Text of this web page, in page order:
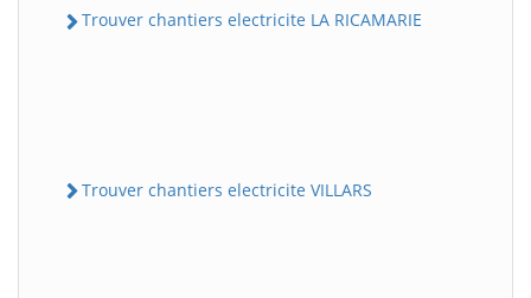
Trouver chantiers electricite LA RICAMARIE
Trouver chantiers electricite VILLARS